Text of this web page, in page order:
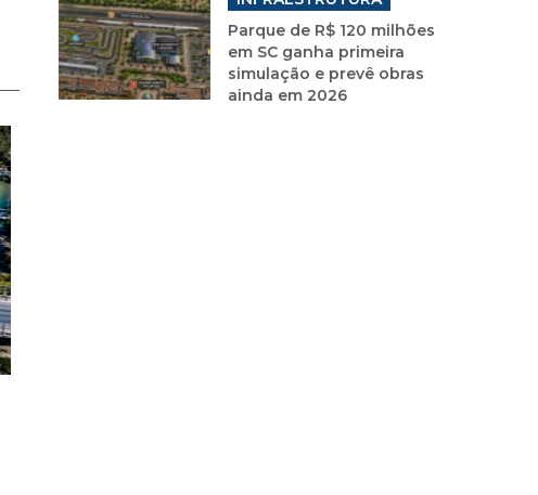
Parque de R$ 120 milhões
em SC ganha primeira
simulação e prevê obras
ainda em 2026